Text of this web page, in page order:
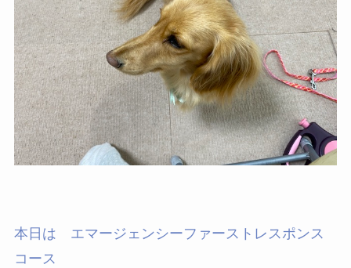
本日は エマージェンシーファーストレスポンス
コース